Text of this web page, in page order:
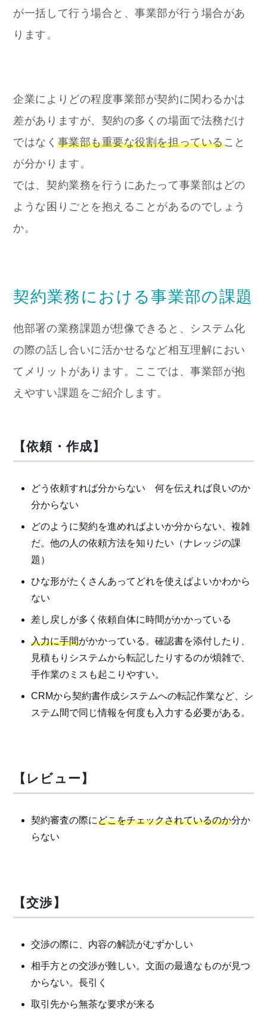
が一括して行う場合と、事業部が行う場合があ
ります。
企業によりどの程度事業部が契約に関わるかは
差がありますが、契約の多くの場面で法務だけ
ではなく 事業部も重要な役割を担っていること
が分かります。
では、契約業務を行うにあたって事業部はどの
ような困りごとを抱えることがあるのでしょう
か。
契約業務における事業部の課題
他部署の業務課題が想像できると、システム化
の際の話し合いに活かせるなど相互理解におい
てメリットがあります。ここでは、事業部が抱
えやすい課題をご紹介します。
【依頼・作成】
どう依頼すれば分からない 何を伝えれば良いのか
分からない
どのように契約を進めればよいか分からない、複雑
だ。他の人の依頼方法を知りたい（ナレッジの課
題）
ひな形がたくさんあってどれを使えばよいかわから
ない
差し戻しが多く依頼自体に時間がかかっている
入力に手間がかかっている。確認書を添付したり、
見積もりシステムから転記したりするのが煩雑で、
手作業のミスも起こりやすい。
CRMから契約書作成システムへの転記作業など、シ
ステム間で同じ情報を何度も入力する必要がある。
【レビュー】
契約審査の際にどこをチェックされているのか分か
らない
【交渉】
交渉の際に、内容の解読がむずかしい
相手方との交渉が難しい。文面の最適なものが見つ
からない。長引く
取引先から無茶な要求が来る